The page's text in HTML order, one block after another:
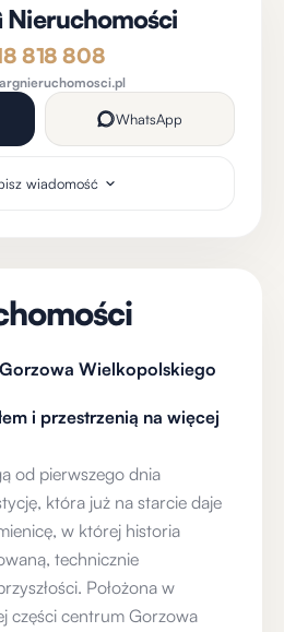
Nieruchomości
818 808
WhatsApp
wiadomość
Wielkopolskiego
i przestrzenią na więcej
od pierwszego dnia
która już na starcie daje
w której historia
technicznie
Położona w
części centrum Gorzowa